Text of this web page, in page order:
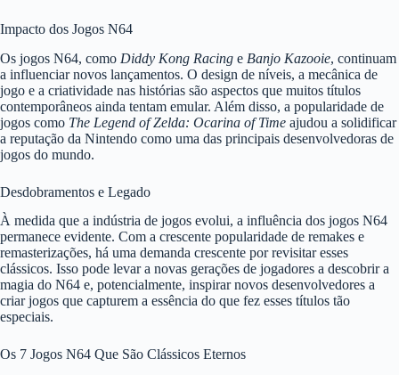
Impacto dos Jogos N64
Os jogos N64, como Diddy Kong Racing e Banjo Kazooie, continuam
a influenciar novos lançamentos. O design de níveis, a mecânica de
jogo e a criatividade nas histórias são aspectos que muitos títulos
contemporâneos ainda tentam emular. Além disso, a popularidade de
jogos como The Legend of Zelda: Ocarina of Time ajudou a solidificar
a reputação da Nintendo como uma das principais desenvolvedoras de
jogos do mundo.
Desdobramentos e Legado
À medida que a indústria de jogos evolui, a influência dos jogos N64
permanece evidente. Com a crescente popularidade de remakes e
remasterizações, há uma demanda crescente por revisitar esses
clássicos. Isso pode levar a novas gerações de jogadores a descobrir a
magia do N64 e, potencialmente, inspirar novos desenvolvedores a
criar jogos que capturem a essência do que fez esses títulos tão
especiais.
Os 7 Jogos N64 Que São Clássicos Eternos